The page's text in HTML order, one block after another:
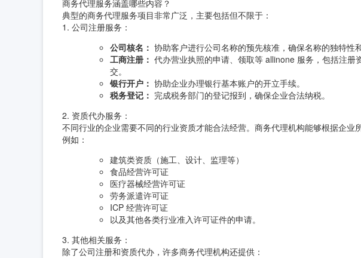
商务代理服务涵盖哪些内容？
典型的商务代理服务项目非常广泛，主要包括但不限于：
1. 公司注册服务：
公司核名： 协助客户进行公司名称的预先核准，确保名称的独特性
工商注册： 代办营业执照的申请、领取等 allinone 服务，包括注
交。
银行开户： 协助企业办理银行基本账户的开立手续。
税务登记： 完成税务部门的登记报到，确保企业合法纳税。
2. 资质代办服务：
不同行业的企业需要不同的行业资质才能合法经营。商务代理机构能够根据企业
例如：
建筑类资质（施工、设计、监理等）
食品经营许可证
医疗器械经营许可证
劳务派遣许可证
ICP 经营许可证
以及其他各类行业准入许可证件的申请。
3. 其他相关服务：
除了公司注册和资质代办，许多商务代理机构还提供：